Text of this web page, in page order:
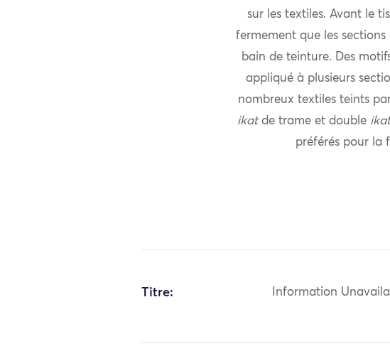
sur les textiles. Avant le
fermement que les
bain de teinture. Des
appliqué à plusieurs
nombreux textiles teints
ikatde trame et double ikat
préférés pour la
Titre: Information